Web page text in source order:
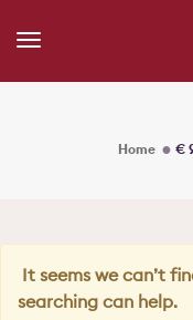
Toggle
Home €
It seems we can’t
searching can help.